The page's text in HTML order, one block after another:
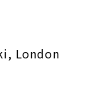
London